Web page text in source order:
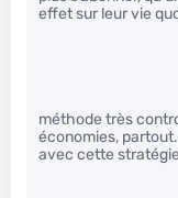
effet sur leur vie
méthode très
économies,
avec cette